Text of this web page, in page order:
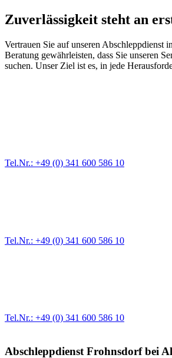
Zuverlässigkeit steht an
Vertrauen Sie auf unseren Abschleppdienst
Beratung gewährleisten, dass Sie unseren
suchen. Unser Ziel ist es, in jede
Tel.Nr.: +49 (0) 341 600 586 10
Tel.Nr.: +49 (0) 341 600 586 10
Tel.Nr.: +49 (0) 341 600 586 10
Abschleppdienst Frohnsdorf bei